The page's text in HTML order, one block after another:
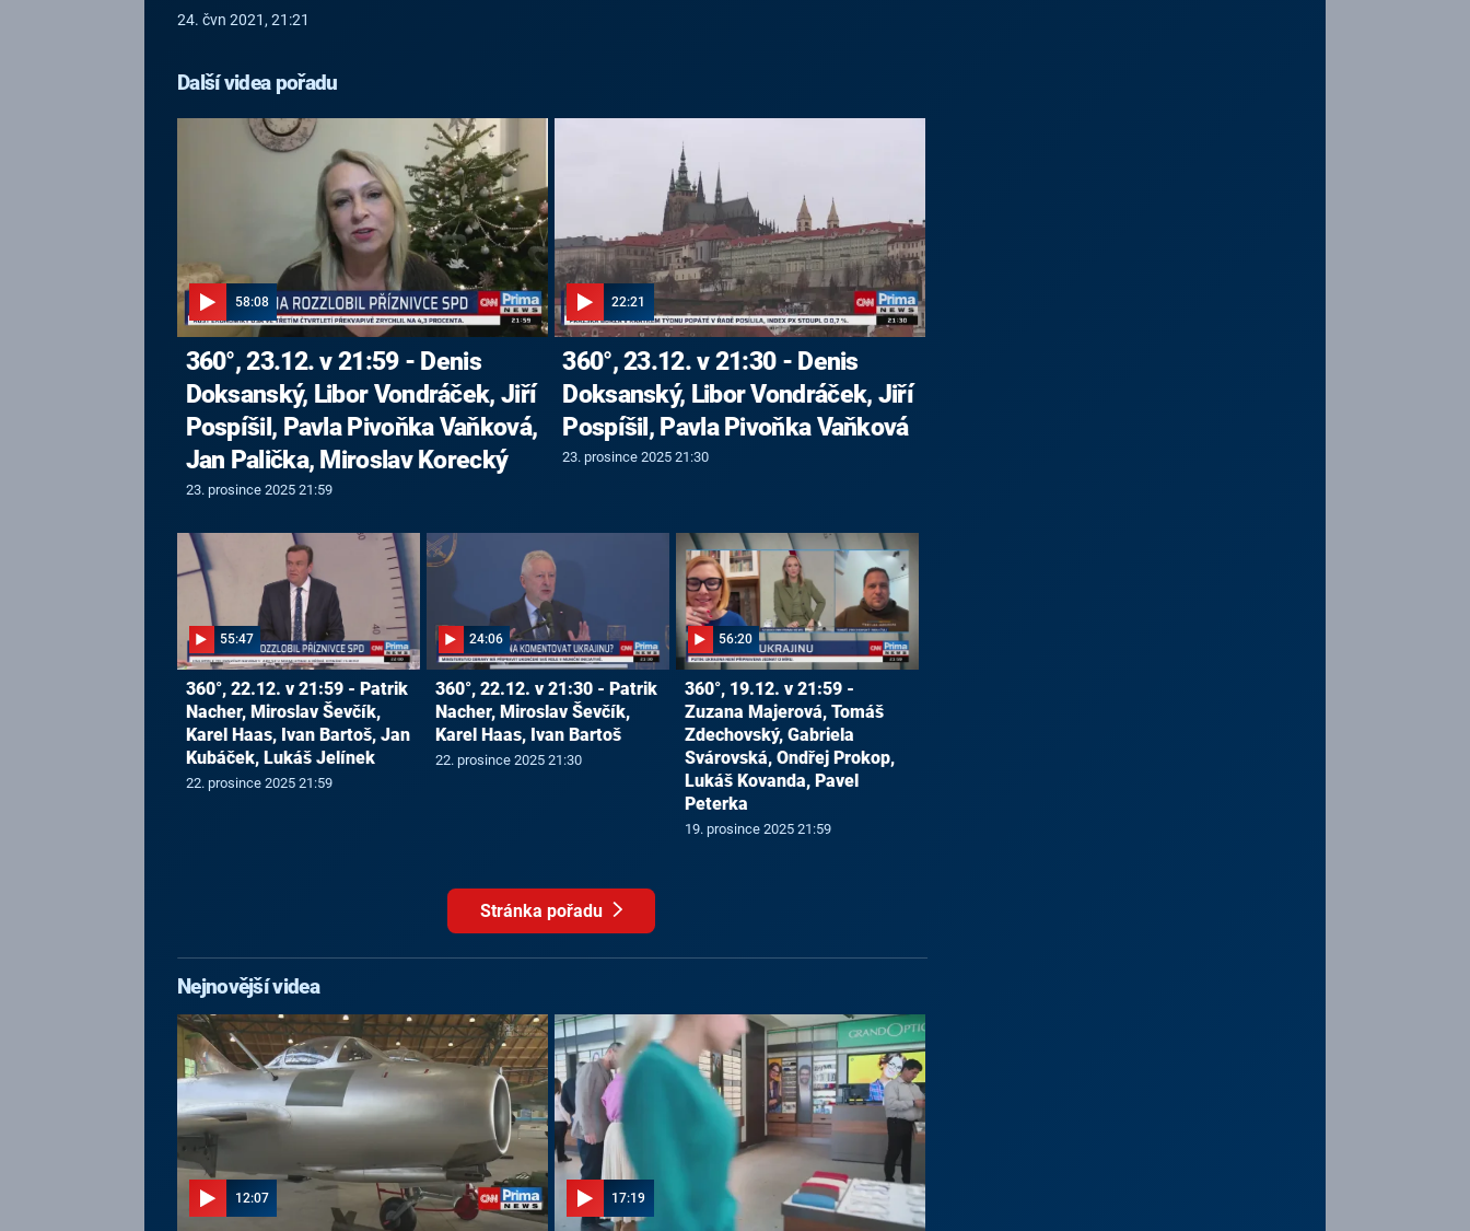
24. čvn 2021, 21:21
Další videa pořadu
58:08
360°, 23.12. v 21:59 - Denis
Doksanský, Libor Vondráček, Jiří
Pospíšil, Pavla Pivoňka Vaňková,
Jan Palička, Miroslav Korecký
23. prosince 2025 21:59
22:21
360°, 23.12. v 21:30 - Denis
Doksanský, Libor Vondráček, Jiří
Pospíšil, Pavla Pivoňka Vaňková
23. prosince 2025 21:30
55:47
360°, 22.12. v 21:59 - Patrik
Nacher, Miroslav Ševčík,
Karel Haas, Ivan Bartoš, Jan
Kubáček, Lukáš Jelínek
22. prosince 2025 21:59
24:06
360°, 22.12. v 21:30 - Patrik
Nacher, Miroslav Ševčík,
Karel Haas, Ivan Bartoš
22. prosince 2025 21:30
56:20
360°, 19.12. v 21:59 -
Zuzana Majerová, Tomáš
Zdechovský, Gabriela
Svárovská, Ondřej Prokop,
Lukáš Kovanda, Pavel
Peterka
19. prosince 2025 21:59
Stránka pořadu
Nejnovější videa
12:07 17:19